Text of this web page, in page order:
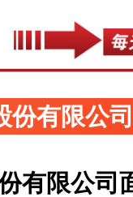
份有限公
有限公司